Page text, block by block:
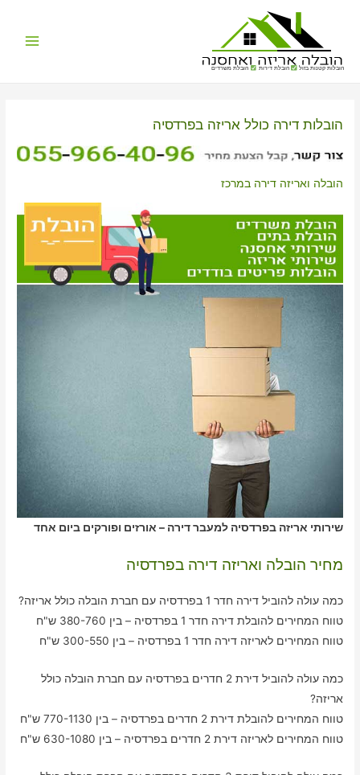
הובלות קטנות בזול הובלת דירות הובלת משרדים
הובלות דירה כולל אריזה בפרדסיה
הובלה ואריזה דירה במרכז
שירותי אריזה בפרדסיה למעבר דירה – אורזים ופורקים ביום אחד
מחיר הובלה ואריזה דירה בפרדסיה
כמה עולה להוביל דירה חדר 1 בפרדסיה עם חברת הובלה כולל אריזה?
טווח המחירים להובלת דירה חדר 1 בפרדסיה – בין 380-760 ש"ח
טווח המחירים לאריזה דירה חדר 1 בפרדסיה – בין 300-550 ש"ח
כמה עולה להוביל דירת 2 חדרים בפרדסיה עם חברת הובלה כולל
אריזה?
טווח המחירים להובלת דירת 2 חדרים בפרדסיה – בין 770-1130 ש"ח
טווח המחירים לאריזה דירת 2 חדרים בפרדסיה – בין 630-1080 ש"ח